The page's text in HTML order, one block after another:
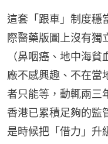
這套「跟車」制度穩
際醫藥版圖上沒有獨
（鼻咽癌、地中海
廠不感興趣、不在當
者只能等，動輒兩三
香港已累積足夠的監
是時候把「借力」升